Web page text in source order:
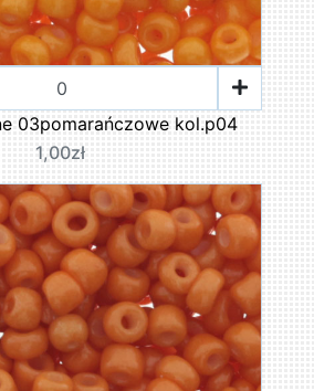
03pomarańczowe kol.p04
1,00zł